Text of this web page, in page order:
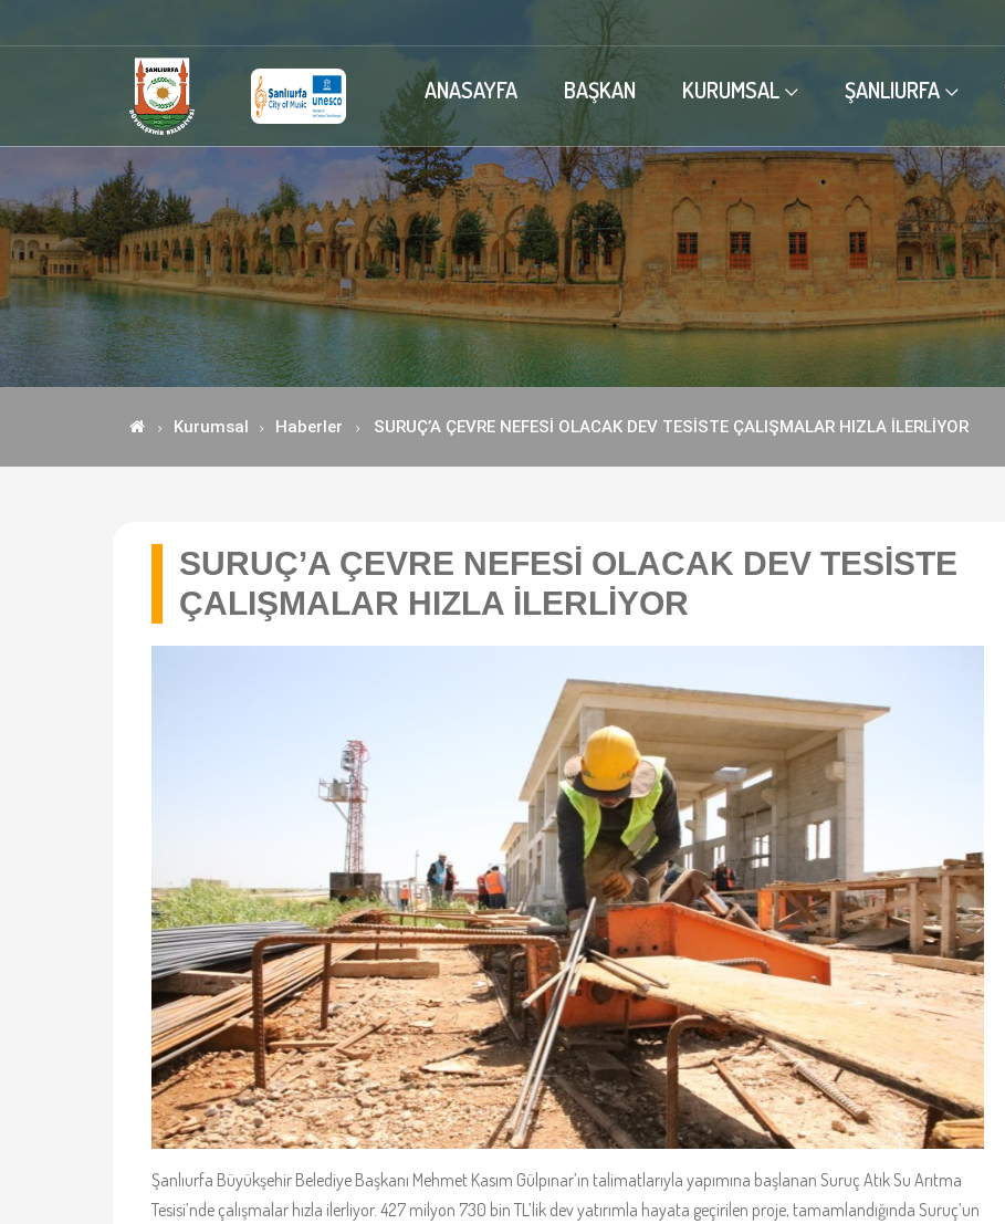
ANASAYFA BAŞKAN KURUMSAL ŞANLIURFA
Kurumsal Haberler SURUÇ’A ÇEVRE NEFESİ OLACAK DEV TESİSTE ÇALIŞMALAR HIZLA İLERLİYOR
SURUÇ’A ÇEVRE NEFESİ OLACAK DEV TESİSTE
ÇALIŞMALAR HIZLA İLERLİYOR
Şanlıurfa Büyükşehir Belediye Başkanı Mehmet Kasım Gülpınar’ın talimatlarıyla yapımına başlanan Suruç Atık Su Arıtma
Tesisi’nde çalışmalar hızla ilerliyor. 427 milyon 730 bin TL’lik dev yatırımla hayata geçirilen proje, tamamlandığında Suruç’un